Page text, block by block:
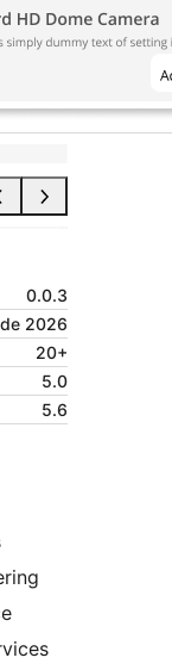
0.0.3
2026
20+
5.0
5.6